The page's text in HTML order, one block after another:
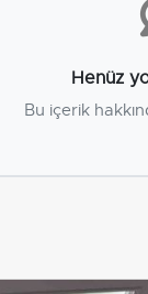
Henüz
Bu içerik